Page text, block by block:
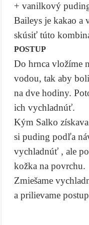
+ vanilkový
Baileys je kakao a
skúsiť túto
POSTUP
Do hrnca vložíme
vodou, tak aby
na dve hodiny.
ich vychladnúť.
Kým Salko
si puding podľa
vychladnúť , ale
kožka na povrchu.
Zmiešame
a prilievame